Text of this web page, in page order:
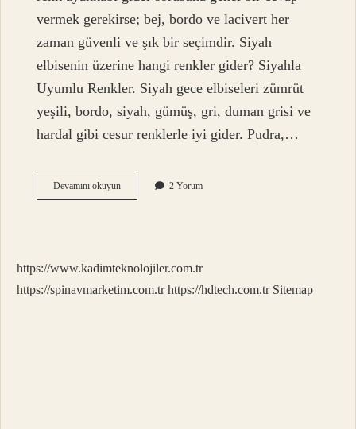
vermek gerekirse; bej, bordo ve lacivert her
zaman güvenli ve şık bir seçimdir. Siyah
elbisenin üzerine hangi renkler gider? Siyahla
Uyumlu Renkler. Siyah gece elbiseleri zümrüt
yeşili, bordo, siyah, gümüş, gri, duman grisi ve
hardal gibi cesur renklerle iyi gider. Pudra,…
Devamını okuyunSiyah
Abiye
2 Yorum
https://www.kadimteknolojiler.com.tr
https://spinavmarketim.com.tr https://hdtech.com.tr Sitemap